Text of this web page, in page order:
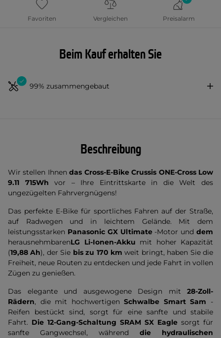
Favoriten Vergleichen Preisalarm
Beim Kauf erhalten Sie
99% zusammengebaut
Beschreibung
Wir stellen Ihnendas Cross-E-Bike Crussis ONE-Cross Low
9.11 715Wh vor – Ihre Eintrittskarte in die Welt des
ungezügelten Fahrvergnügens!
Das perfekte E-Bike für sportliches Fahren auf der Straße,
auf Radwegen und in leichtem Gelände. Mit dem
leistungsstarken Panasonic GX Ultimate-Motor unddem
herausnehmbarenLG Li-Ionen-Akku mit hoher Kapazität
(19,88 Ah), der Sie bis zu 170 km weit bringt, haben Sie die
Freiheit, neue Routen zu entdecken und jede Fahrt in vollen
Zügen zu genießen.
Das elegante und ausgewogene Design mit 28-Zoll-
Rädern, die mit hochwertigenSchwalbe Smart Sam -
Reifen bestückt sind, sorgt für eine sanfte und stabile
Fahrt. Die 12-Gang-Schaltung SRAM SX Eagle sorgt für
sanfte Gangwechsel, während die hydraulischen